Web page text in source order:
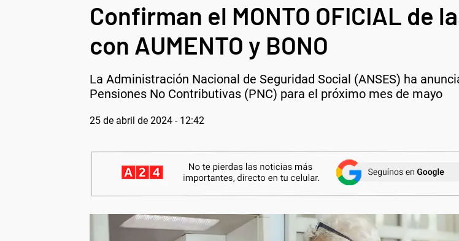
Confirman el MONTO OFICIAL de
con AUMENTO y BONO
La Administración Nacional de Seguridad Social (ANSES) ha
Pensiones No Contributivas (PNC) para el próximo mes de mayo
25 de abril de 2024 - 12:42